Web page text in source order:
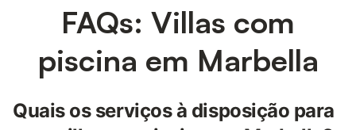
FAQs: Villas com
piscina em Marbella
Quais os serviços à disposição para